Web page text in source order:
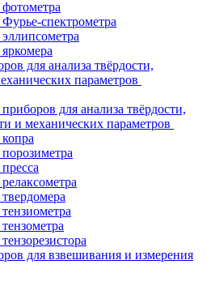
спектрометра
для анализа твёрдости,
параметров
для анализа твёрдости,
и механических параметров
для взвешивания и измерения